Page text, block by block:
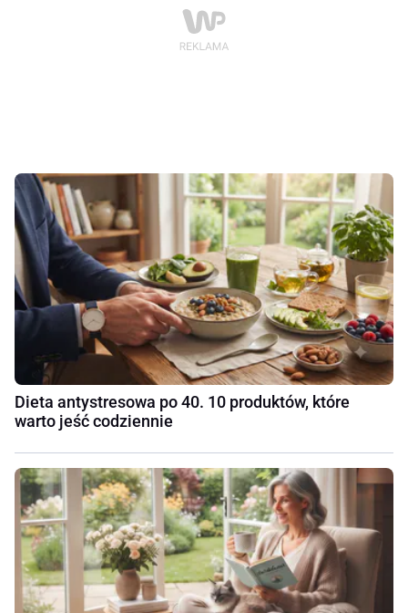
Dieta antystresowa po 40. 10 produktów, które
warto jeść codziennie